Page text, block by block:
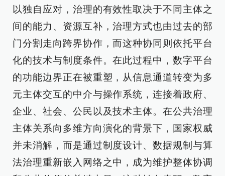
以独自应对，治理的有效性取决于不同主体之
间的能力、资源互补，治理方式也由过去的部
门分割走向跨界协作，而这种协同则依托平台
化的技术与制度条件。在此过程中，数字平台
的功能边界正在被重塑，从信息通道转变为多
元主体交互的中介与操作系统，连接着政府、
企业、社会、公民以及技术主体。在公共治理
主体关系向多维方向演化的背景下，国家权威
并未消解，而是通过制度设计、数据规制与算
法治理重新嵌入网络之中，成为维护整体协调